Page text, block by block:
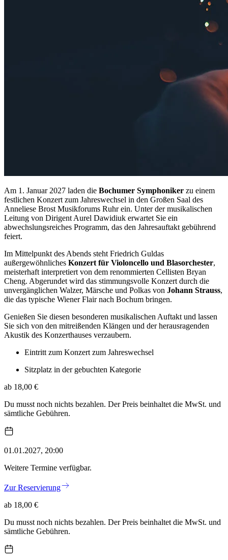
Am 1. Januar 2027 laden die Bochumer Symphoniker zu einem
festlichen Konzert zum Jahreswechsel in den Großen Saal des
Anneliese Brost Musikforums Ruhr ein. Unter der musikalischen
Leitung von Dirigent Aurel Dawidiuk erwartet Sie ein
abwechslungsreiches Programm, das den Jahresauftakt gebührend
feiert.
Im Mittelpunkt des Abends steht Friedrich Guldas
außergewöhnliches Konzert für Violoncello und Blasorchester,
meisterhaft interpretiert von dem renommierten Cellisten Bryan
Cheng. Abgerundet wird das stimmungsvolle Konzert durch die
unvergänglichen Walzer, Märsche und Polkas von Johann Strauss,
die das typische Wiener Flair nach Bochum bringen.
Genießen Sie diesen besonderen musikalischen Auftakt und lassen
Sie sich von den mitreißenden Klängen und der herausragenden
Akustik des Konzerthauses verzaubern.
Eintritt zum Konzert zum Jahreswechsel
Sitzplatz in der gebuchten Kategorie
ab 18,00 €
Du musst noch nichts bezahlen. Der Preis beinhaltet die MwSt. und
sämtliche Gebühren.
01.01.2027, 20:00
Weitere Termine verfügbar.
Zur Reservierung
ab 18,00 €
Du musst noch nichts bezahlen. Der Preis beinhaltet die MwSt. und
sämtliche Gebühren.